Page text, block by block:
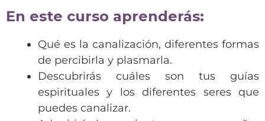
En este curso aprenderás:
Qué es la canalización, diferentes formas
de percibirla y plasmarla.
Descubrirás cuáles son tus guías
espirituales y los diferentes seres que
puedes canalizar.